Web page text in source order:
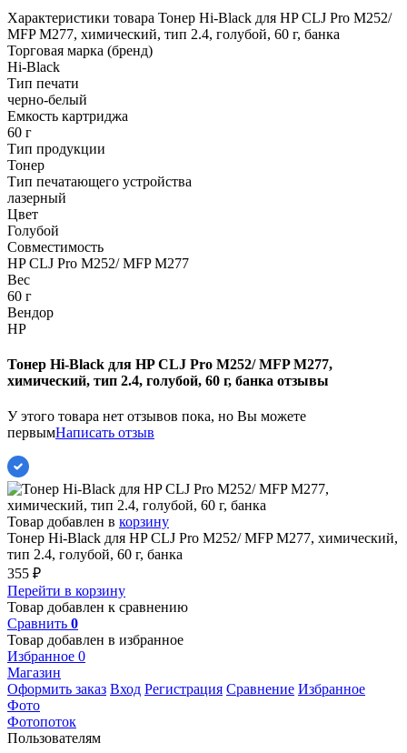
Характеристики товара Тонер Hi-Black для HP CLJ Pro M252/
MFP M277, химический, тип 2.4, голубой, 60 г, банка
Торговая марка (бренд)
Hi-Black
Тип печати
черно-белый
Емкость картриджа
60 г
Тип продукции
Тонер
Тип печатающего устройства
лазерный
Цвет
Голубой
Совместимость
HP CLJ Pro M252/ MFP M277
Вес
60 г
Вендор
HP
Тонер Hi-Black для HP CLJ Pro M252/ MFP M277,
химический, тип 2.4, голубой, 60 г, банка отзывы
У этого товара нет отзывов пока, но Вы можете
первымНаписать отзыв
Товар добавлен в корзину
Тонер Hi-Black для HP CLJ Pro M252/ MFP M277, химический,
тип 2.4, голубой, 60 г, банка
355 ₽
Перейти в корзину
Товар добавлен к сравнению
Сравнить 0
Товар добавлен в избранное
Избранное 0
Магазин
Оформить заказ Вход Регистрация Сравнение Избранное
Фото
Фотопоток
Пользователям